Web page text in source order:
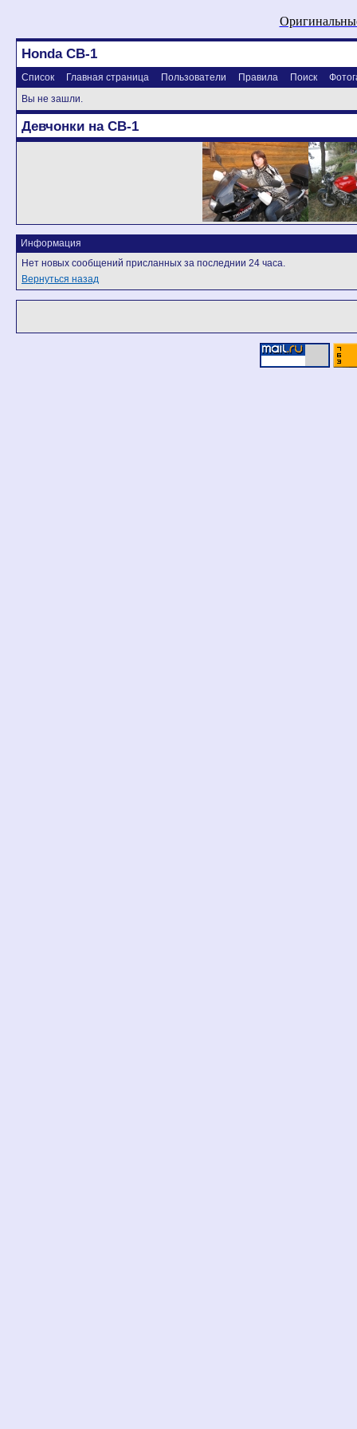
Honda CB-1
Список Главная страница Пользователи Правила Поиск
Вы не зашли.
Девчонки на CB-1
Информация
Нет новых сообщений присланных за последнии 24 часа.
Вернуться назад